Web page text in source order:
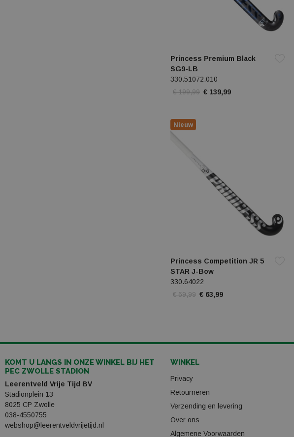
Princess Premium Black
SG9-LB
330.51072.010
€ 199,99 € 139,99
Princess Competition JR 5
STAR J-Bow
330.64022
€ 69,99 € 63,99
Nieuw
KOMT U LANGS IN ONZE WINKEL BIJ HET
PEC ZWOLLE STADION
Leerentveld Vrije Tijd BV
Stadionplein 13
8025 CP Zwolle
038-4550755
webshop@leerentveldvrijetijd.nl
WINKEL
Privacy
Retourneren
Verzending en levering
Over ons
Algemene Voorwaarden